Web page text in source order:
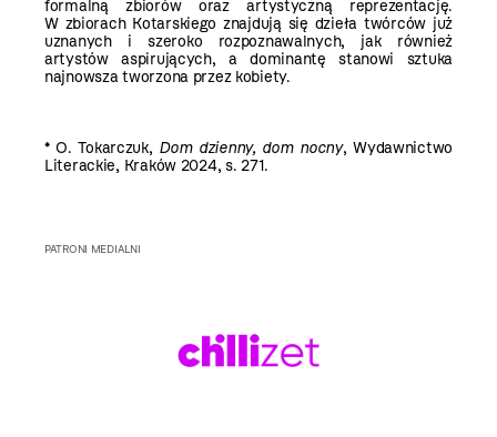
formalną zbiorów oraz artystyczną reprezentację.
W zbiorach Kotarskiego znajdują się dzieła twórców już
uznanych i szeroko rozpoznawalnych, jak również
artystów aspirujących, a dominantę stanowi sztuka
najnowsza tworzona przez kobiety.
* O. Tokarczuk, Dom dzienny, dom nocny, Wydawnictwo
Literackie, Kraków 2024, s. 271.
PATRONI MEDIALNI